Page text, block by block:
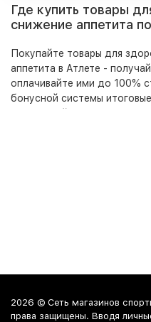
Где купить товары
снижение аппетита
Покупайте товары для
аппетита в Атлете -
оплачивайте ими до 100%
бонусной системы
отличие от
Стоимость на товары из
Интернет-магазин
2026 © Сеть магазинов
права защищены. Вводя